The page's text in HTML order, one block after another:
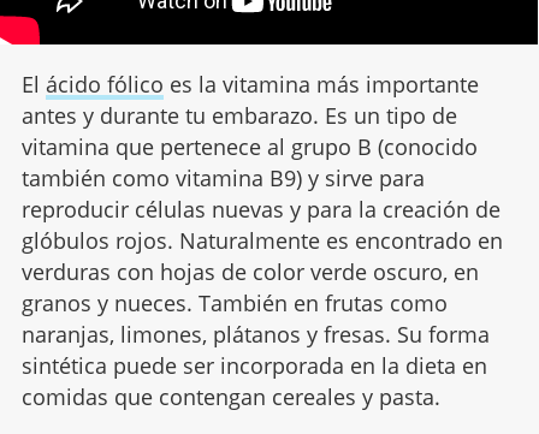
El ácido fólico es la vitamina más importante
antes y durante tu embarazo. Es un tipo de
vitamina que pertenece al grupo B (conocido
también como vitamina B9) y sirve para
reproducir células nuevas y para la creación de
glóbulos rojos. Naturalmente es encontrado en
verduras con hojas de color verde oscuro, en
granos y nueces. También en frutas como
naranjas, limones, plátanos y fresas. Su forma
sintética puede ser incorporada en la dieta en
comidas que contengan cereales y pasta.